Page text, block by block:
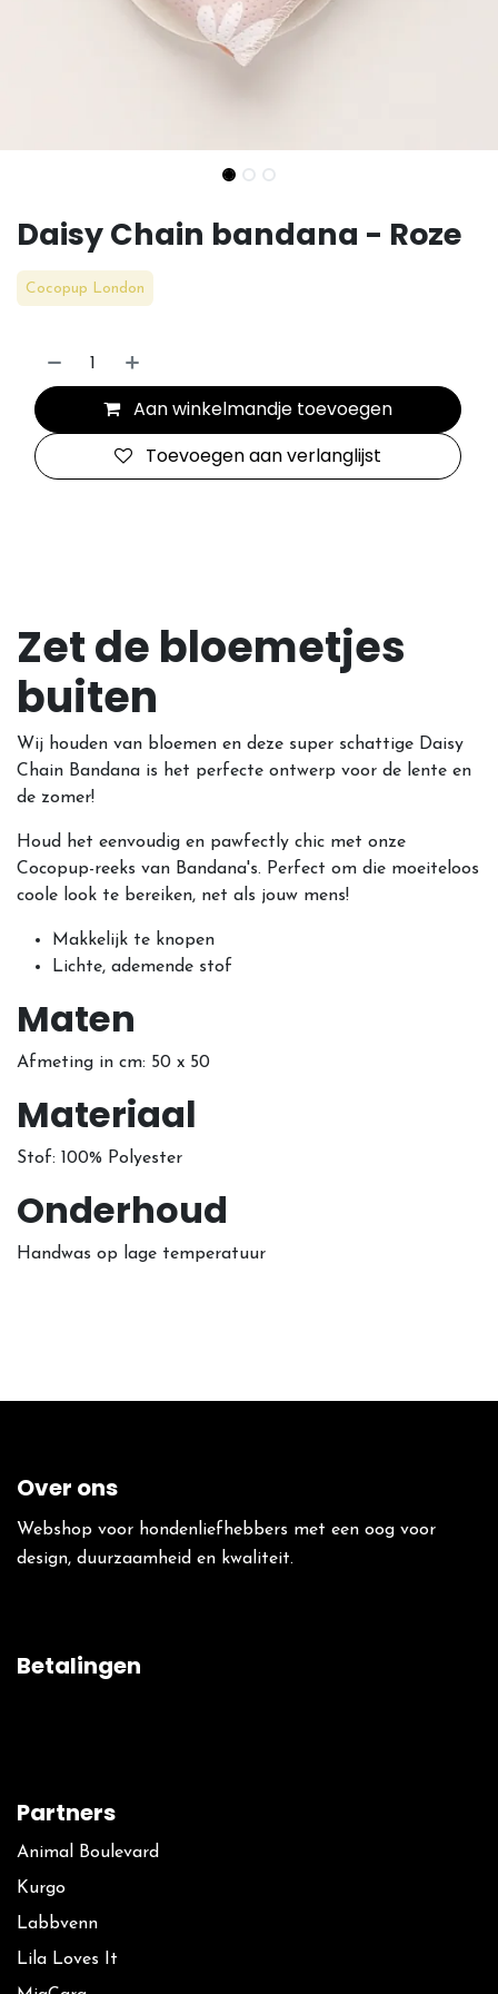
Daisy Chain bandana - Roze
Cocopup London
Aan winkelmandje toevoegen
Toevoegen aan verlanglijst
Zet de bloemetjes
buiten
Wij houden van bloemen en deze super schattige Daisy
Chain Bandana is het perfecte ontwerp voor de lente en
de zomer!
Houd het eenvoudig en pawfectly chic met onze
Cocopup-reeks van Bandana's. Perfect om die moeiteloos
coole look te bereiken, net als jouw mens!
Makkelijk te knopen
Lichte, ademende stof
Maten
Afmeting in cm: 50 x 50
Materiaal
Stof: 100% Polyester
Onderhoud
Handwas op lage temperatuur
Over ons
Webshop voor hondenliefhebbers met een oog voor
design, duurzaamheid en kwaliteit.
Betalingen
Partners
Animal Boulevard
Kurgo
La​bbvenn
Lila Loves It